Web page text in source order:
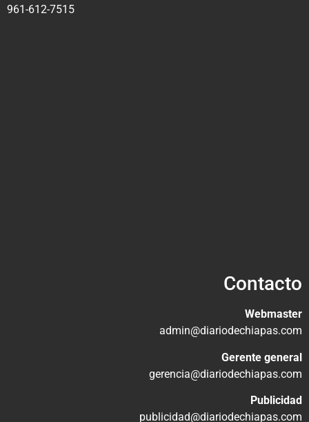
961-612-7515
Contacto
Webmaster
admin@diariodechiapas.com
Gerente general
gerencia@diariodechiapas.com
Publicidad
publicidad@diariodechiapas.com